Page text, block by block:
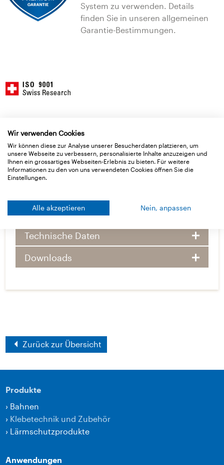
System zu verwenden. Details
finden Sie in unseren allgemeinen
Garantie-Bestimmungen.
Basisdaten
Lieferformen
Technische Daten
Downloads
Zurück zur Übersicht
Produkte
› Bahnen
› Klebetechnik und Zubehör
› Lärmschutzprodukte
Anwendungen
Wir verwenden Cookies
Wir können diese zur Analyse unserer Besucherdaten platzieren, um
unsere Webseite zu verbessern, personalisierte Inhalte anzuzeigen und
Ihnen ein grossartiges Webseiten-Erlebnis zu bieten. Für weitere
Informationen zu den von uns verwendeten Cookies öffnen Sie die
Einstellungen.
Alle akzeptieren Nein, anpassen